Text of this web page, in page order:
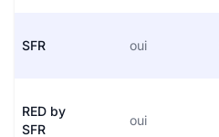
SFR oui
RED by
SFR
oui